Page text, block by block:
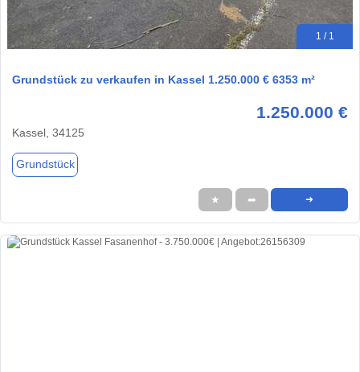
1 / 1
Grundstück zu verkaufen in Kassel 1.250.000 € 6353 m²
1.250.000 €
Kassel, 34125
Grundstück
★ ➦ ➜